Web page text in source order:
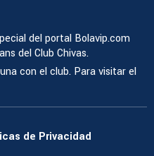
del portal Bolavip.com
del Club Chivas.
con el club. Para visitar el
de Privacidad